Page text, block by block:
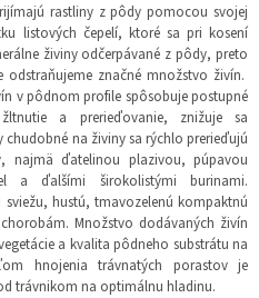
rastliny z pôdy pomocou svojej
listových čepelí, ktoré sa pri kosení
živiny odčerpávané z pôdy, preto
značné množstvo živín.
v pôdnom profile spôsobuje postupné
a prerieďovanie, znižuje sa
na živiny sa rýchlo prerieďujú
najmä ďatelinou plazivou, púpavou
a ďalšími širokolistými burinami.
hustú, tmavozelenú kompaktnú
Množstvo dodávaných živín
a kvalita pôdneho substrátu na
hnojenia trávnatých porastov je
trávnikom na optimálnu hladinu.